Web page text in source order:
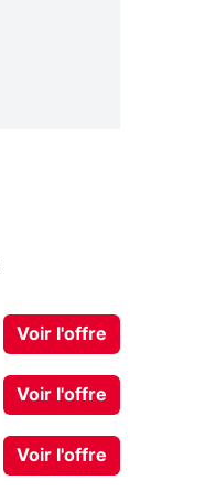
Voir l'offre
Voir l'offre
Voir l'offre